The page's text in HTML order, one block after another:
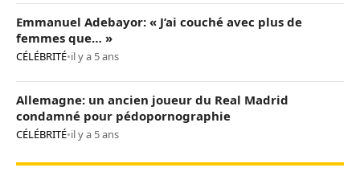
Emmanuel Adebayor: « J’ai couché avec plus de
femmes que… »
CÉLÉBRITÉ•il y a 5 ans
Allemagne: un ancien joueur du Real Madrid
condamné pour pédopornographie
CÉLÉBRITÉ•il y a 5 ans